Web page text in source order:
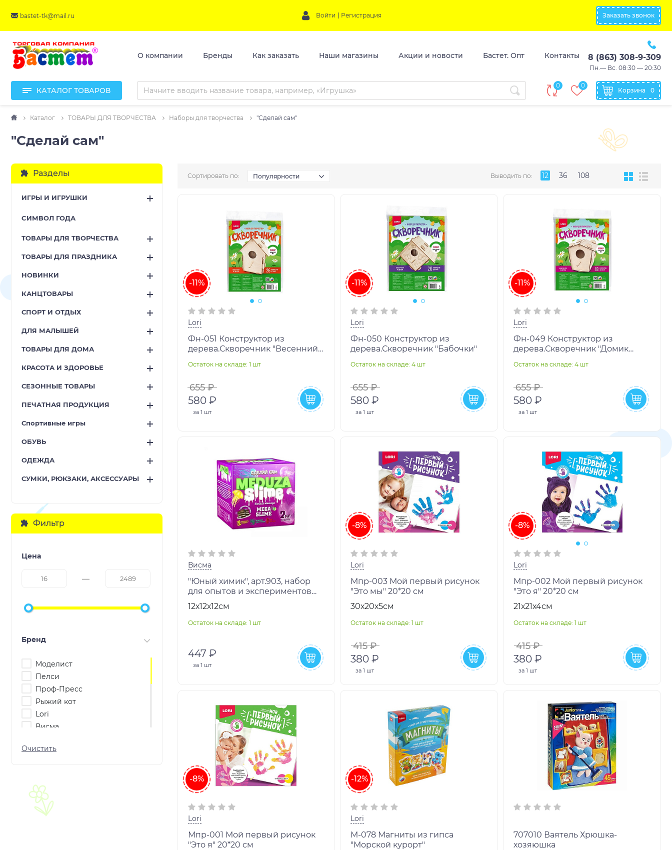
bastet-tk@mail.ru Войти Регистрация Заказать звонок
О компании Бренды Как заказать Наши магазины Акции и новости Бастет. Опт Контакты 8 (863) 308-9-309
Пн.— Вс. 08:30 — 20:30
КАТАЛОГ ТОВАРОВ
0 0
Корзина 0
Каталог ТОВАРЫ ДЛЯ ТВОРЧЕСТВА Наборы для творчества "Сделай сам"
"Сделай сам"
Разделы
ИГРЫ И ИГРУШКИ
CИМВОЛ ГОДА
ТОВАРЫ ДЛЯ ТВОРЧЕСТВА
ТОВАРЫ ДЛЯ ПРАЗДНИКА
НОВИНКИ
КАНЦТОВАРЫ
СПОРТ И ОТДЫХ
ДЛЯ МАЛЫШЕЙ
ТОВАРЫ ДЛЯ ДОМА
КРАСОТА И ЗДОРОВЬЕ
СЕЗОННЫЕ ТОВАРЫ
ПЕЧАТНАЯ ПРОДУКЦИЯ
Спортивные игры
ОБУВЬ
ОДЕЖДА
СУМКИ, РЮКЗАКИ, АКСЕССУАРЫ
Фильтр
Цена
Бренд
Моделист
Пелси
Проф-Пресс
Рыжий кот
Lori
Висма
Колорит
Тимбергрупп
ФАНТАЗЁР
Чудо-Дерево
Сортировать по: Популярности Выводить по: 12 36 108
-11%
Lori
Фн-051 Конструктор из
дерева.Скворечник "Весенний
Остаток на складе: 1 шт
655 ₽
580 ₽
за 1 шт
-11%
Lori
Фн-050 Конструктор из
дерева.Скворечник "Бабочки"
Остаток на складе: 4 шт
655 ₽
580 ₽
за1 шт
-11%
Lori
Фн-049 Конструктор из
дерева.Скворечник "Домик
Остаток на складе: 4 шт
655 ₽
580 ₽
за1 шт
Висма
"Юный химик", арт.903, набор
для опытов и экспериментов
"Медуза слайм" Белый жемчуг"
12х12х12см
Остаток на складе: 1 шт
447 ₽
за 1 шт
-8%
Lori
Мпр-003 Мой первый рисунок
"Это мы" 20*20 см
30х20х5см
Остаток на складе: 1 шт
415 ₽
380 ₽
за1 шт
-8%
Lori
Мпр-002 Мой первый рисунок
"Это я" 20*20 см
21х21х4см
Остаток на складе: 1 шт
415 ₽
380 ₽
за1 шт
-8%
Lori
Мпр-001 Мой первый рисунок
"Это я" 20*20 см
-12%
Lori
М-078 Магниты из гипса
"Морской курорт"
707010 Ваятель Хрюшка-
хозяюшка